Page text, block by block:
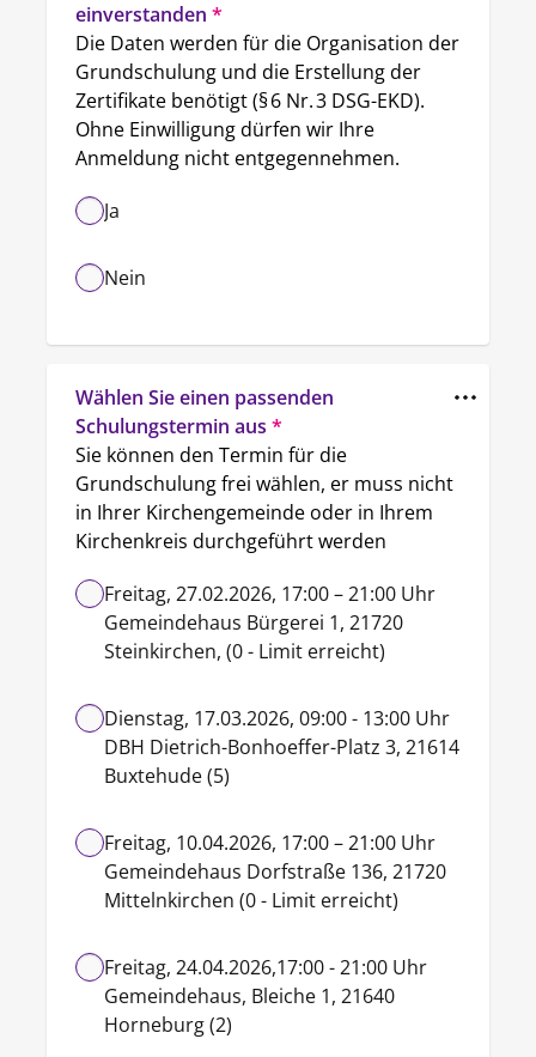
einverstanden *
Die Daten werden für die Organisation der
Grundschulung und die Erstellung der
Zertifikate benötigt (§ 6 Nr. 3 DSG-EKD).
Ohne Einwilligung dürfen wir Ihre
Anmeldung nicht entgegennehmen.
Ja
Nein
Wählen Sie einen passenden
Schulungstermin aus *
Sie können den Termin für die
Grundschulung frei wählen, er muss nicht
in Ihrer Kirchengemeinde oder in Ihrem
Kirchenkreis durchgeführt werden
Freitag, 27.02.2026, 17:00 – 21:00 Uhr
Gemeindehaus Bürgerei 1, 21720
Steinkirchen, (0 - Limit erreicht)
Dienstag, 17.03.2026, 09:00 - 13:00 Uhr
DBH Dietrich-Bonhoeffer-Platz 3, 21614
Buxtehude (5)
Freitag, 10.04.2026, 17:00 – 21:00 Uhr
Gemeindehaus Dorfstraße 136, 21720
Mittelnkirchen (0 - Limit erreicht)
Freitag, 24.04.2026,17:00 - 21:00 Uhr
Gemeindehaus, Bleiche 1, 21640
Horneburg (2)